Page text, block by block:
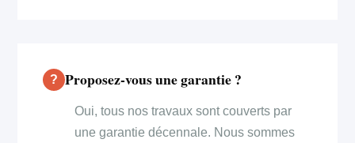
Proposez-vous une garantie ?
Oui, tous nos travaux sont couverts par
une garantie décennale. Nous sommes